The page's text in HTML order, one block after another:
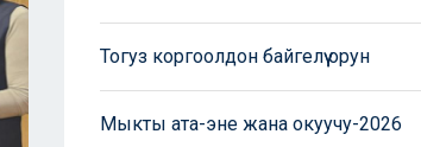
Тогуз коргоолдон байгелүү орун
Мыкты ата-эне жана окуучу-2026